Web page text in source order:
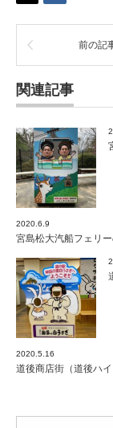
島
前の記
関連記事
2020.6.9
宮島松大汽船フェリ
2020.5.16
道後商店街（道後ハ